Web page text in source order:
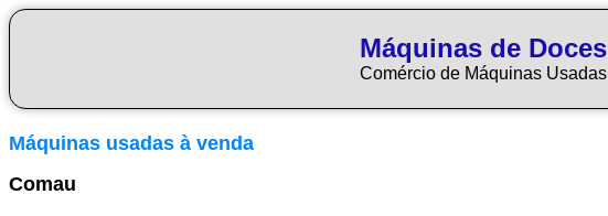
Máquinas de Doces
Comércio de Máquinas Usadas
Máquinas usadas à venda
Comau